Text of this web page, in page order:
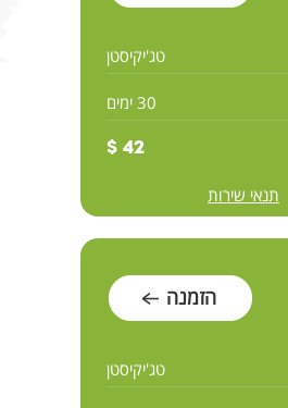
טג'יקיסטן
30 ימים
42 $
תנאי שירות
הזמנה
טג'יקיסטן